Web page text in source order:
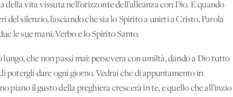
vita vissuta nell’orizzonte dell’alleanza con Dio. E quando
del silenzio, lasciando che sia lo Spirito a unirti a Cristo, Parola
le sue mani, Verbo e lo Spirito Santo.
che non passi mai: persevera con umiltà, dando a Dio tutto
potergli dare ogni giorno. Vedrai che di appuntamento in
piano il gusto della preghiera crescerà in te, e quello che all’inzio